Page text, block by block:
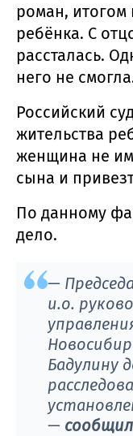
роман, итогом
ребёнка. С
рассталась.
него не
Российский
жительства
женщина не
сына и
По данному
дело.
—
и.о.
Бадулину
—